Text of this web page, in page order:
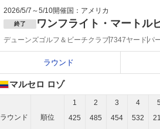
2026/5/7～5/10開催国：アメリカ
終了 ワンフライト・マートル
デューンズゴルフ＆ビーチクラブ7347ヤードパ
ラウンド
マルセロ ロゾ
ラウンド 順位
1 2 3 4 5
425
485 454 532